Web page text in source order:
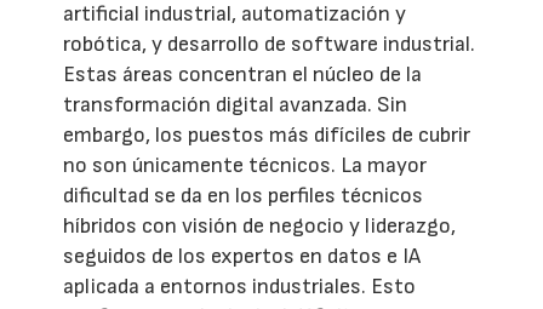
artificial industrial, automatización y
robótica, y desarrollo de software industrial.
Estas áreas concentran el núcleo de la
transformación digital avanzada. Sin
embargo, los puestos más difíciles de cubrir
no son únicamente técnicos. La mayor
dificultad se da en los perfiles técnicos
híbridos con visión de negocio y liderazgo,
seguidos de los expertos en datos e IA
aplicada a entornos industriales. Esto